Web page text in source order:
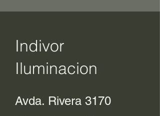
Indivor
Iluminacion
Avda. Rivera 3170